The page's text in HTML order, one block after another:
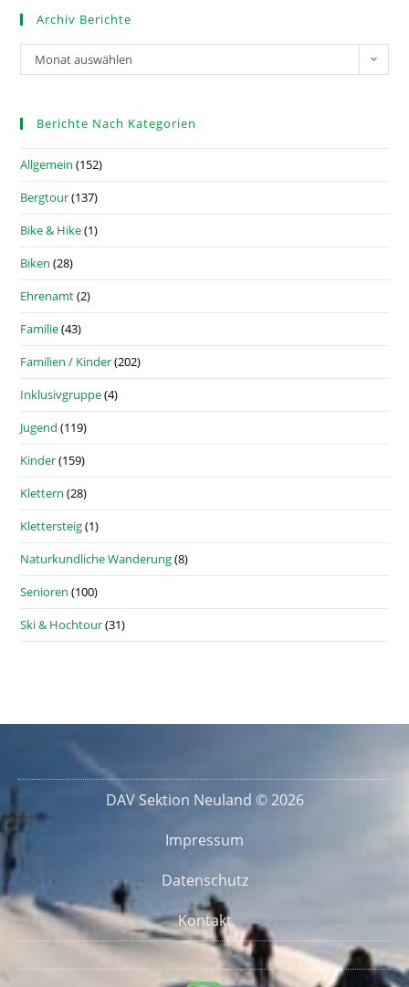
Archiv Berichte
Monat auswählen
Berichte Nach Kategorien
Allgemein (152)
Bergtour(137)
Bike & Hike(1)
Biken (28)
Ehrenamt(2)
Familie(43)
Familien / Kinder(202)
Inklusivgruppe(4)
Jugend (119)
Kinder(159)
Klettern (28)
Klettersteig(1)
Naturkundliche Wanderung(8)
Senioren (100)
Ski & Hochtour(31)
DAV Sektion Neuland © 2026
Impressum
Datenschutz
Kontakt